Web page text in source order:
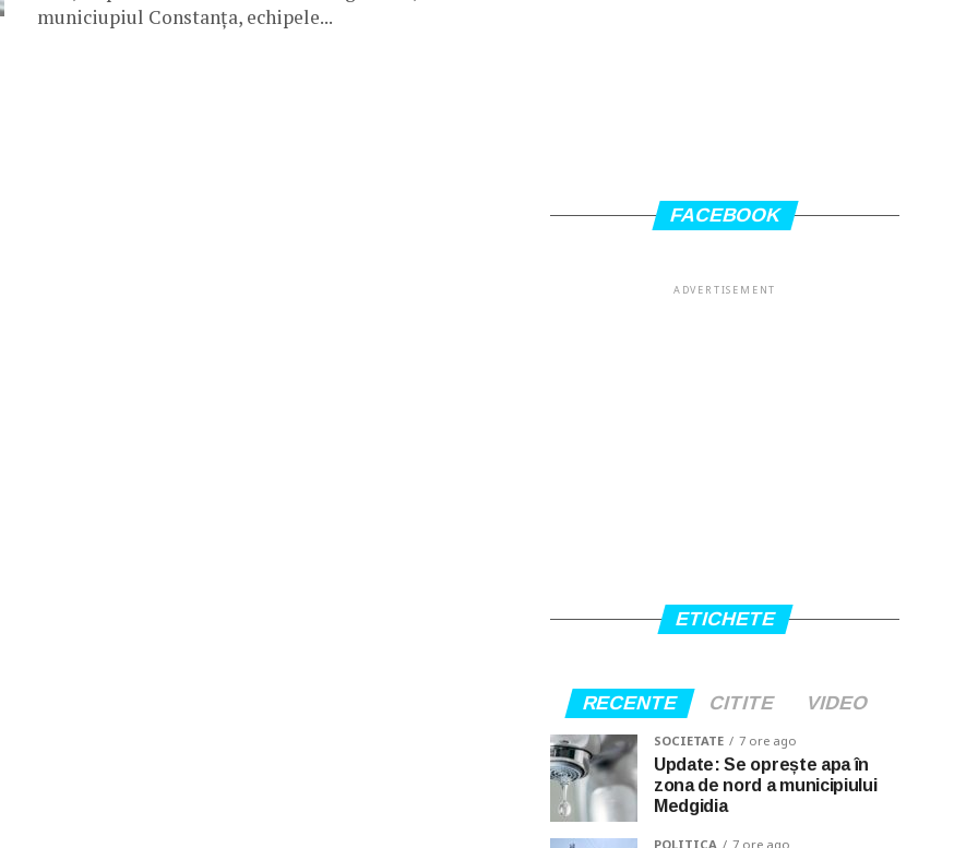
municiupiul Constanța, echipele...
FACEBOOK
ADVERTISEMENT
ETICHETE
RECENTE CITITE VIDEO
SOCIETATE 7 ore ago
Update: Se oprește apa în
zona de nord a municipiului
Medgidia
POLITICA 7 ore ago